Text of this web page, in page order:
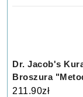
Dr. Jacob's
Broszura
211.90zł